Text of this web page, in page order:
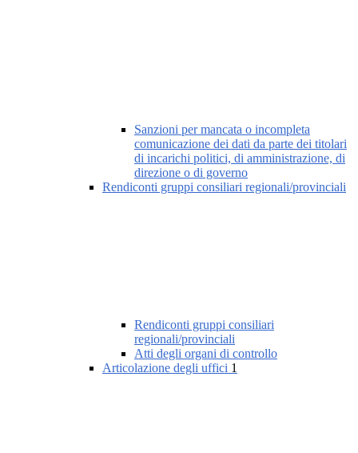
Sanzioni per mancata o incompleta
comunicazione dei dati da parte dei titolari
di incarichi politici, di amministrazione, di
direzione o di governo
Rendiconti gruppi consiliari regionali/provinciali
Rendiconti gruppi consiliari
regionali/provinciali
Atti degli organi di controllo
Articolazione degli uffici 1